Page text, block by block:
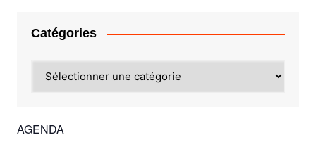
Catégories
AGENDA